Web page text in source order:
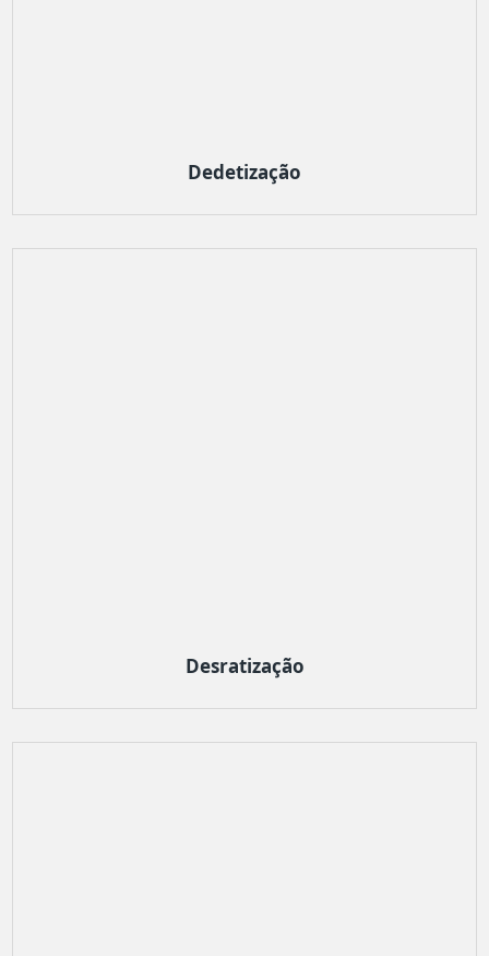
Dedetização
Desratização